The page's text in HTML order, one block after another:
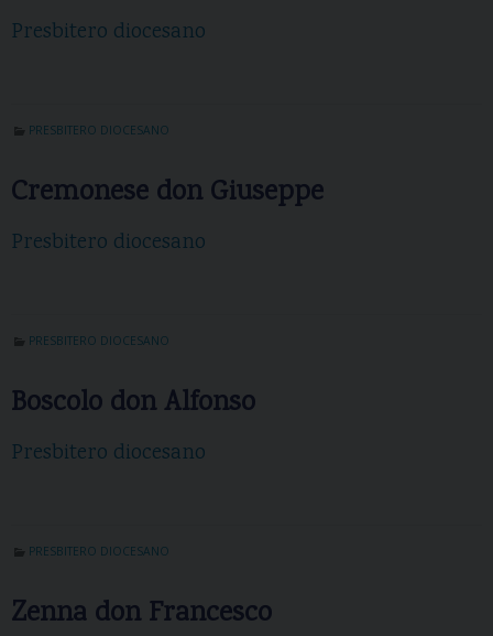
Presbitero diocesano
PRESBITERO DIOCESANO
Cremonese don Giuseppe
Presbitero diocesano
PRESBITERO DIOCESANO
Boscolo don Alfonso
Presbitero diocesano
PRESBITERO DIOCESANO
Zenna don Francesco